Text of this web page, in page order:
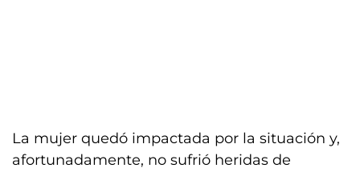
La mujer quedó impactada por la situación y,
afortunadamente, no sufrió heridas de